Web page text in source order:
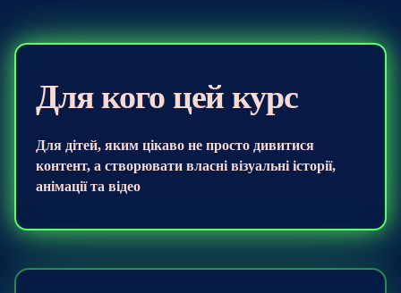
Для кого цей курс
Для дітей, яким цікаво не просто дивитися
контент, а створювати власні візуальні історії,
анімації та відео